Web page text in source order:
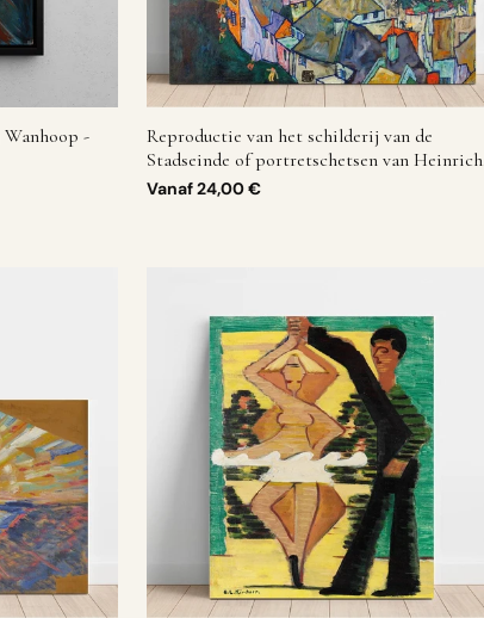
-
Reproductie van het schilderij van de
Stadseinde of portretschetsen van Heinrich
Benesch - Egon Schiele
Vanaf24,00 €